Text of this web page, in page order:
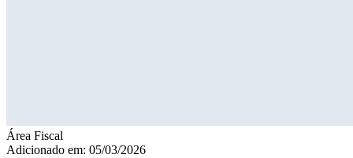
Área Fiscal
Adicionado em: 05/03/2026